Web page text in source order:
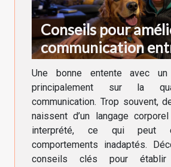
Conseils pour
communication
et votre chien
Une bonne entente avec
principalement sur la
communication. Trop souvent,
naissent d’un langage
interprété, ce qui peut
comportements inadaptés.
conseils clés pour